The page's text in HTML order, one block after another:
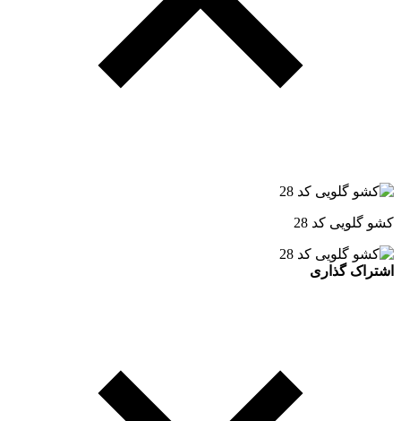
کشو گلویی کد 28
اشتراک گذاری